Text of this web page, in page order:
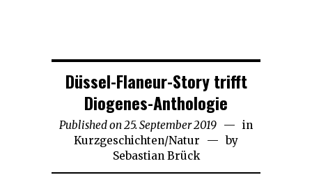
Düssel-Flaneur-Story trifft
Diogenes-Anthologie
Published on25. September 2019 25.
September
in
Kurzgeschichten/Natur
by
Sebastian Brück